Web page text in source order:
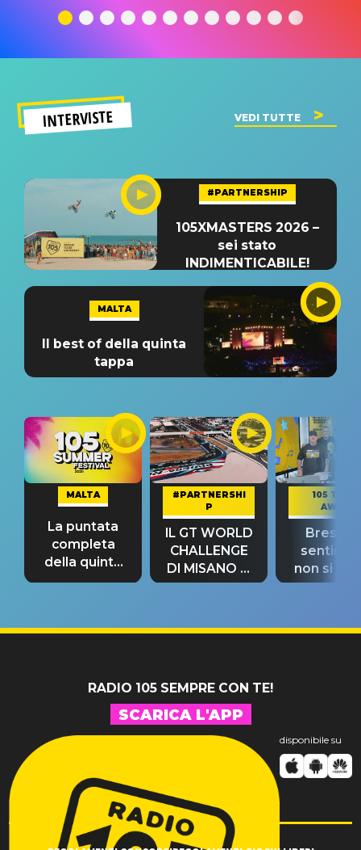
significato
del singolo
INTERVISTE VEDI TUTTE
#PARTNERSHIP
105XMASTERS 2026 –
sei stato
INDIMENTICABILE!
MALTA
Il best of della quinta
tappa
MALTA
La puntata
completa
della quinta
tappa
#PARTNERSHI
P
IL GT WORLD
CHALLENGE
DI MISANO si
riconferma
105 TAKE
AWAY
Bresh:
non si
fino alla
RADIO 105 SEMPRE CON TE!
SCARICA L'APP
disponibile su